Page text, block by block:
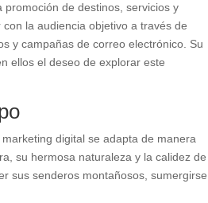
de destinos, servicios y
la audiencia objetivo a través de
y campañas de correo electrónico. Su
ellos el deseo de explorar este
digital se adapta de manera
su hermosa naturaleza y la calidez de
sus senderos montañosos, sumergirse